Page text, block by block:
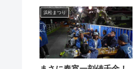
浜松まつり